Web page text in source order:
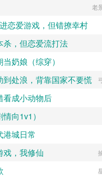
老
恋爱游戏，但错撩幸村
杀，但恋爱流打法
奶娘（综穿）
到处浪，背靠国家不要慌
看成小动物后
向1v1）
港城日常
戏，我修仙